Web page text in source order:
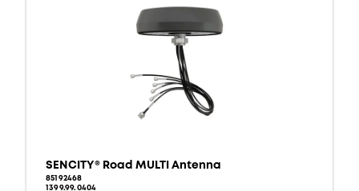
SENCITY® Road MULTI Antenna
85192468
1399.99.0404